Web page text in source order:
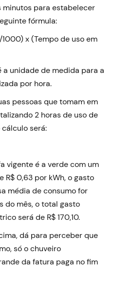
para estabelecer
fórmula:
x (Tempo de uso em
unidade de medida para a
por hora.
pessoas que tomam em
2 horas de uso de
será:
vigente é a verde com um
0,63 por kWh, o gasto
média de consumo for
do mês, o total gasto
será de R$ 170,10.
dá para perceber que
só o chuveiro
da fatura paga no fim